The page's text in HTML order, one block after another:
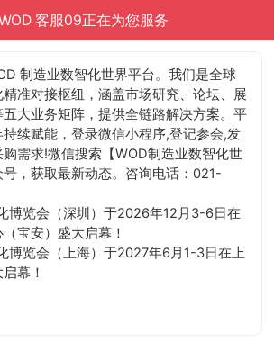
客服09正在为您服务
制造业数智化世界平台。我们是全球
准对接枢纽，涵盖市场研究、论坛、展
大业务矩阵，提供全链路解决方案。平
续赋能，登录微信小程序,登记参会,发
需求!微信搜索【WOD制造业数智化世
，获取最新动态。咨询电话：021-
博览会（深圳）于2026年12月3-6日在
宝安）盛大启幕！
博览会（上海）于2027年6月1-3日在上
幕！